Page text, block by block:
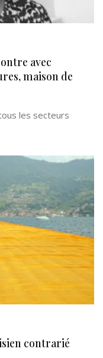
avec
maison de
les secteurs
contrarié